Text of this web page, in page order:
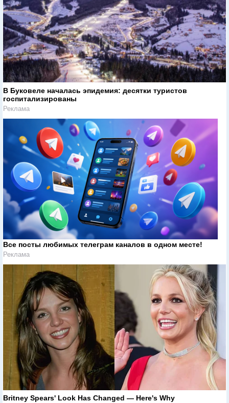
В Буковеле началась эпидемия: десятки туристов
госпитализированы
Реклама
Все посты любимых телеграм каналов в одном месте!
Реклама
Britney Spears' Look Has Changed — Here's Why